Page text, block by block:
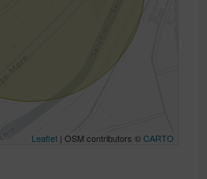
Leaflet| OSM contributors ©CARTO